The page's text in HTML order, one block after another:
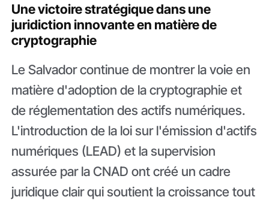
Une victoire stratégique dans une
juridiction innovante en matière de
cryptographie
Le Salvador continue de montrer la voie en
matière d'adoption de la cryptographie et
de réglementation des actifs numériques.
L'introduction de la loi sur l'émission d'actifs
numériques (LEAD) et la supervision
assurée par la CNAD ont créé un cadre
juridique clair qui soutient la croissance tout